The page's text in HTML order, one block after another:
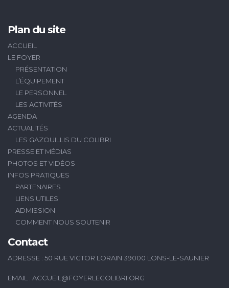
Plan du site
ACCUEIL
LE FOYER
PRÉSENTATION
L’ÉQUIPEMENT
LE PERSONNEL
LES ACTIVITÉS
AGENDA
ACTUALITÉS
LES GAZOUILLIS DU COLIBRI
PRESSE ET MÉDIAS
PHOTOS ET VIDÉOS
INFOS PRATIQUES
PARTENAIRES
LIENS UTILES
ADMISSION
COMMENT NOUS SOUTENIR
Contact
ADRESSE : 50 RUE VICTOR LORAIN 39000 LONS-LE-SAUNIER
EMAIL : ACCUEIL@FOYERLECOLIBRI.ORG